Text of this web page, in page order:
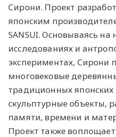
Сирони. Проект
японским
SANSUI. Основываясь на
исследованиях и
экспериментах, Сирони
многовековые
традиционных
скульптурные объекты,
памяти, времени и
Проект также